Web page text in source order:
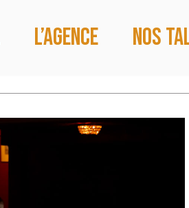
L’agence Nos